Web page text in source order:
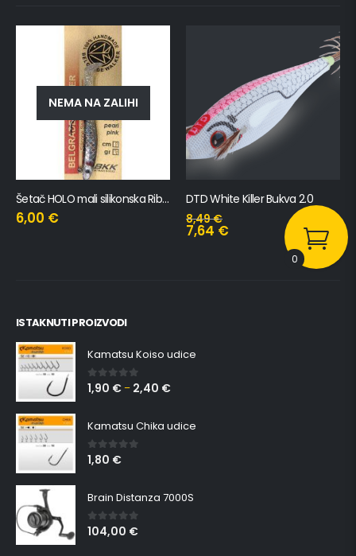
NEMA NA ZALIHI
Šetač HOLO mali silikonska Ribica Belgrade Walker
6,00 €
DTD White Killer Bukva 2.0
8,49€
7,64 €
ISTAKNUTI PROIZVODI
Kamatsu Koiso udice
0 out of 5
1,90 € – 2,40 €
Kamatsu Chika udice
0 out of 5
1,80 €
Brain Distanza 7000S
0out of 5
104,00 €
0